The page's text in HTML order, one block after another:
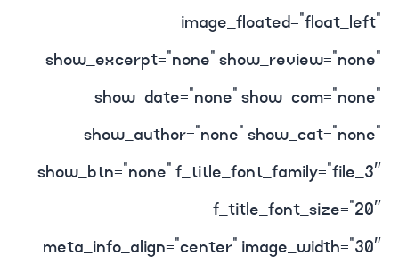
image_floated=”float_left”
show_excerpt=”none” show_review=”none”
show_date=”none” show_com=”none”
show_author=”none” show_cat=”none”
show_btn=”none” f_title_font_family=”file_3″
f_title_font_size=”20″
meta_info_align=”center” image_width=”30″